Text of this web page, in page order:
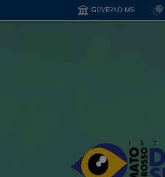
GOVERNO MS